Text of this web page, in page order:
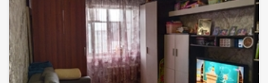
первого сентября. Вся сумма в договоре, один взрослый